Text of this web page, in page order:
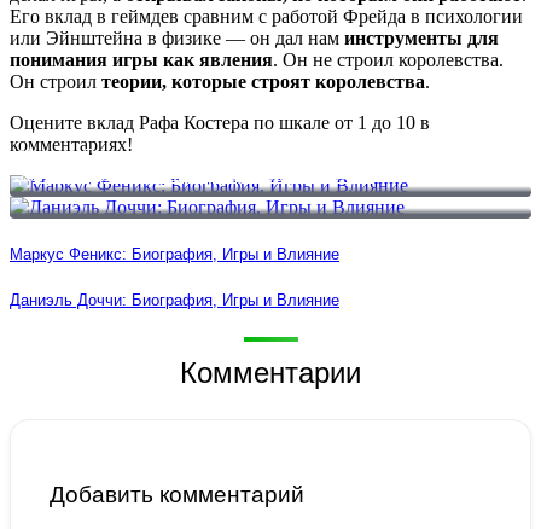
Его вклад в геймдев сравним с работой Фрейда в психологии
или Эйнштейна в физике — он дал нам инструменты для
понимания игры как явления. Он не строил королевства.
Он строил теории, которые строят королевства.
Оцените вклад Рафа Костера по шкале от 1 до 10 в
комментариях!
Маркус Феникс: Биография, Игры и Влияние
Даниэль Доччи: Биография, Игры и Влияние
Маркус Феникс: Биография, Игры и Влияние
Даниэль Доччи: Биография, Игры и Влияние
Комментарии
Добавить комментарий